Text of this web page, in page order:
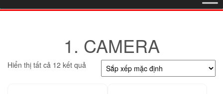
1. CAMERA
Hiển thị tất cả 12 kết quả